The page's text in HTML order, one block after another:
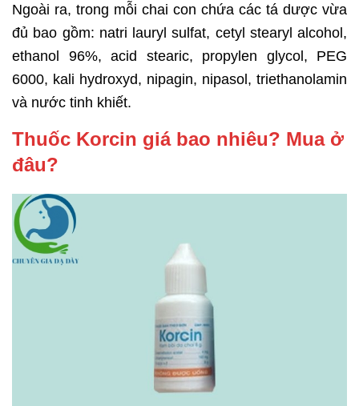
Ngoài ra, trong mỗi chai con chứa các tá dược vừa
đủ bao gồm: natri lauryl sulfat, cetyl stearyl alcohol,
ethanol 96%, acid stearic, propylen glycol, PEG
6000, kali hydroxyd, nipagin, nipasol, triethanolamin
và nước tinh khiết.
Thuốc Korcin giá bao nhiêu? Mua ở
đâu?